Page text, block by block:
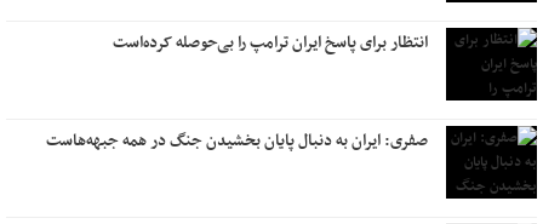
انتظار برای پاسخ ایران ترامپ را بی‌حوصله کرده‌است
صفری: ایران به دنبال پایان بخشیدن جنگ در همه جبهه‌هاست